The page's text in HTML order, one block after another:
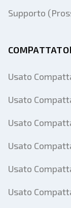
Supporto
Usato
Usato
Usato
Usato
Usato
Usato